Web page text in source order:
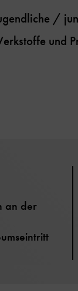
/
und
an der